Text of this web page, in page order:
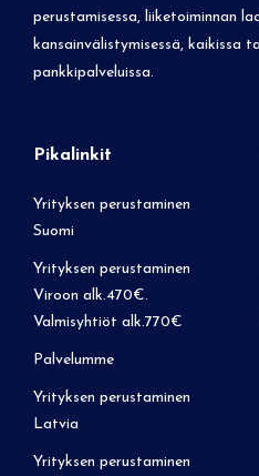
perustamisessa, liiketoiminnan
kansainvälistymisessä, kaikissa
pankkipalveluissa.
Pikalinkit
Yrityksen perustaminen
Suomi
Yrityksen perustaminen
Viroon alk.470€.
Valmisyhtiöt alk.770€
Palvelumme
Yrityksen perustaminen
Latvia
Yrityksen perustaminen